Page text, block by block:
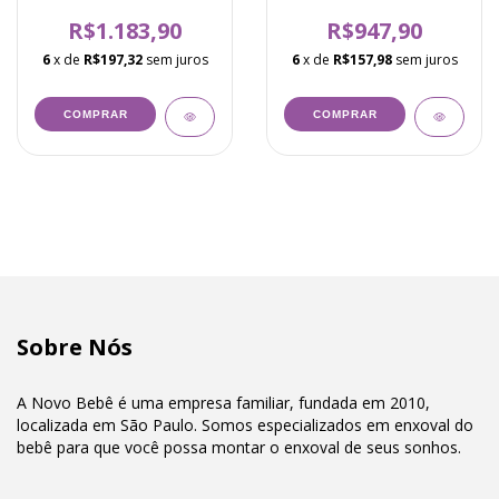
R$1.183,90
6 x de R$197,32 sem juros
COMPRAR
R$947,90
6 x de R$157,98 sem juros
COMPRAR
Sobre Nós
A Novo Bebê é uma empresa familiar, fundada em 2010,
localizada em São Paulo. Somos especializados em enxoval do
bebê para que você possa montar o enxoval de seus sonhos.